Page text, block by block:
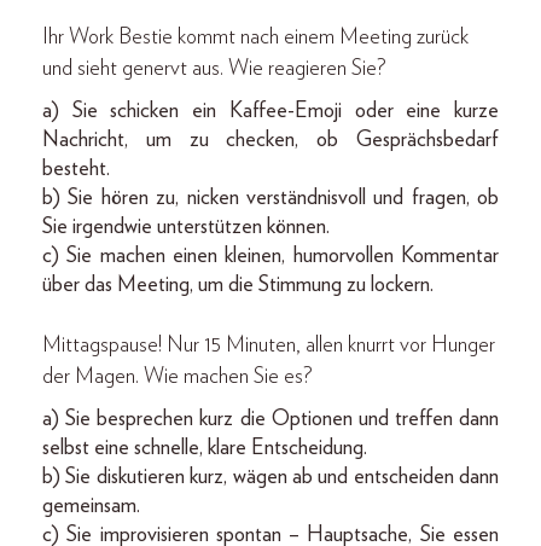
Ihr Work Bestie kommt nach einem Meeting zurück
und sieht genervt aus. Wie reagieren Sie?
a) Sie schicken ein Kaffee-Emoji oder eine kurze
Nachricht, um zu checken, ob Gesprächsbedarf
besteht.
b) Sie hören zu, nicken verständnisvoll und fragen, ob
Sie irgendwie unterstützen können.
c) Sie machen einen kleinen, humorvollen Kommentar
über das Meeting, um die Stimmung zu lockern.
Mittagspause! Nur 15 Minuten, allen knurrt vor Hunger
der Magen. Wie machen Sie es?
a) Sie besprechen kurz die Optionen und treffen dann
selbst eine schnelle, klare Entscheidung.
b) Sie diskutieren kurz, wägen ab und entscheiden dann
gemeinsam.
c) Sie improvisieren spontan – Hauptsache, Sie essen